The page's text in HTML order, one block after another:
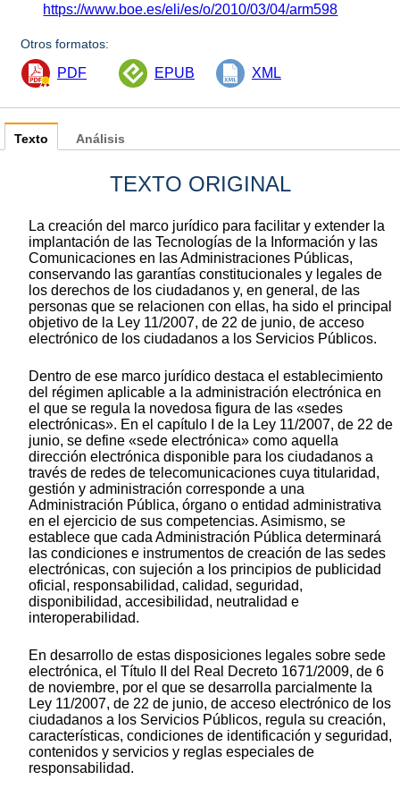
https://www.boe.es/eli/es/o/2010/03/04/arm598
Otros formatos:
PDF EPUB XML
Texto
TEXTO ORIGINAL
La creación del marco jurídico para facilitar y extender la
implantación de las Tecnologías de la Información y las
Comunicaciones en las Administraciones Públicas,
conservando las garantías constitucionales y legales de
los derechos de los ciudadanos y, en general, de las
personas que se relacionen con ellas, ha sido el principal
objetivo de la Ley 11/2007, de 22 de junio, de acceso
electrónico de los ciudadanos a los Servicios Públicos.
Dentro de ese marco jurídico destaca el establecimiento
del régimen aplicable a la administración electrónica en
el que se regula la novedosa figura de las «sedes
electrónicas». En el capítulo I de la Ley 11/2007, de 22 de
junio, se define «sede electrónica» como aquella
dirección electrónica disponible para los ciudadanos a
través de redes de telecomunicaciones cuya titularidad,
gestión y administración corresponde a una
Administración Pública, órgano o entidad administrativa
en el ejercicio de sus competencias. Asimismo, se
establece que cada Administración Pública determinará
las condiciones e instrumentos de creación de las sedes
electrónicas, con sujeción a los principios de publicidad
oficial, responsabilidad, calidad, seguridad,
disponibilidad, accesibilidad, neutralidad e
interoperabilidad.
En desarrollo de estas disposiciones legales sobre sede
electrónica, el Título II del Real Decreto 1671/2009, de 6
de noviembre, por el que se desarrolla parcialmente la
Ley 11/2007, de 22 de junio, de acceso electrónico de los
ciudadanos a los Servicios Públicos, regula su creación,
características, condiciones de identificación y seguridad,
contenidos y servicios y reglas especiales de
responsabilidad.
Análisis